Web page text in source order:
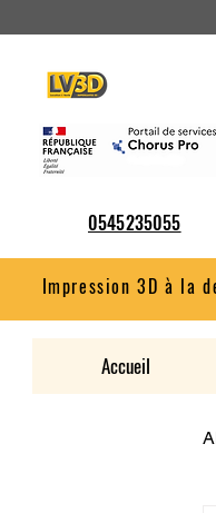
0545235055
Impression 3D à la
Accueil